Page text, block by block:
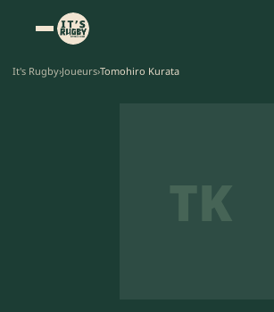
It's Rugby›Joueurs›Tomohiro Kurata
TK